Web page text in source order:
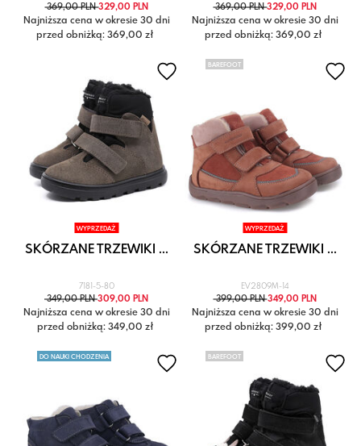
369,00 PLN329,00 PLN
Najniższa cena w okresie 30 dni
przed obniżką: 369,00 zł
369,00 PLN329,00 PLN
Najniższa cena w okresie 30 dni
przed obniżką: 369,00 zł
WYPRZEDAŻ
SKÓRZANE TRZEWIKI ...
7181-5-80
349,00 PLN309,00 PLN
Najniższa cena w okresie 30 dni
przed obniżką: 349,00 zł
BAREFOOT
WYPRZEDAŻ
SKÓRZANE TRZEWIKI ...
EV2809M-14
399,00 PLN349,00 PLN
Najniższa cena w okresie 30 dni
przed obniżką: 399,00 zł
DO NAUKI CHODZENIA BAREFOOT